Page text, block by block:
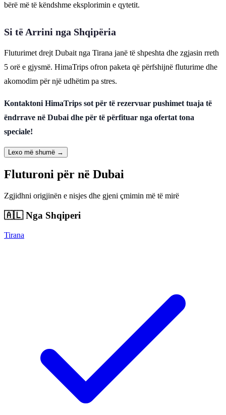
bërë më të këndshme eksplorimin e qytetit.
Si të Arrini nga Shqipëria
Fluturimet drejt Dubait nga Tirana janë të shpeshta dhe zgjasin rreth
5 orë e gjysmë. HimaTrips ofron paketa që përfshijnë fluturime dhe
akomodim për një udhëtim pa stres.
Kontaktoni HimaTrips sot për të rezervuar pushimet tuaja të
ëndrrave në Dubai dhe për të përfituar nga ofertat tona
speciale!
Lexo më shumë →
Fluturoni për në Dubai
Zgjidhni origjinën e nisjes dhe gjeni çmimin më të mirë
🇦🇱Nga Shqiperi
Tirana